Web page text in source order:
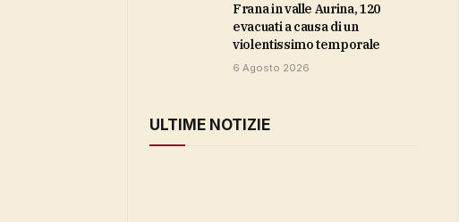
Frana in valle Aurina, 120
evacuati a causa di un
violentissimo temporale
6 Agosto 2026
ULTIME NOTIZIE